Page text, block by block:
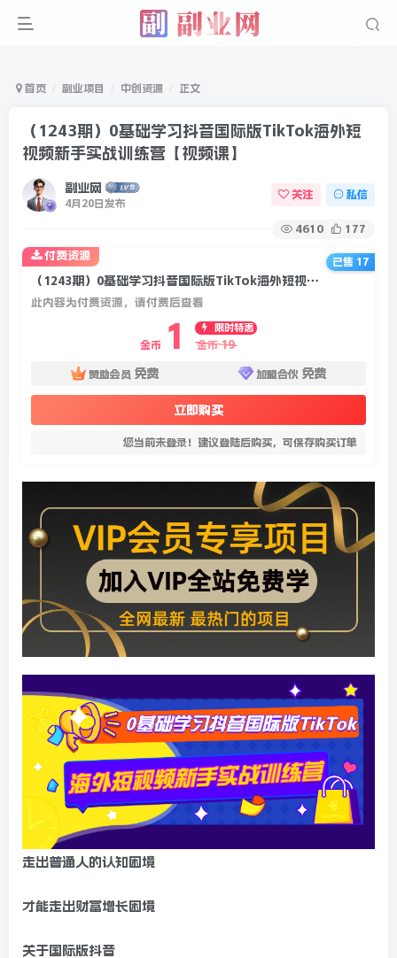
首页 副业项目 中创资源 正文
（1243期）0基础学习抖音国际版TikTok海外短
视频新手实战训练营【视频课】
副业网
4月20日发布
关注 私信
4610 177
（1243期）0基础学习抖音国际版TikTok海外短视频新手实战训练营【视频课】
此内容为付费资源，请付费后查看
金币 1
限时特惠
金币 19
赞助会员 免费 加盟合伙 免费
立即购买
您当前未登录！建议登陆后购买，可保存购买订单
付费资源
已售 17
走出普通人的认知困境
才能走出财富增长困境
关于国际版抖音